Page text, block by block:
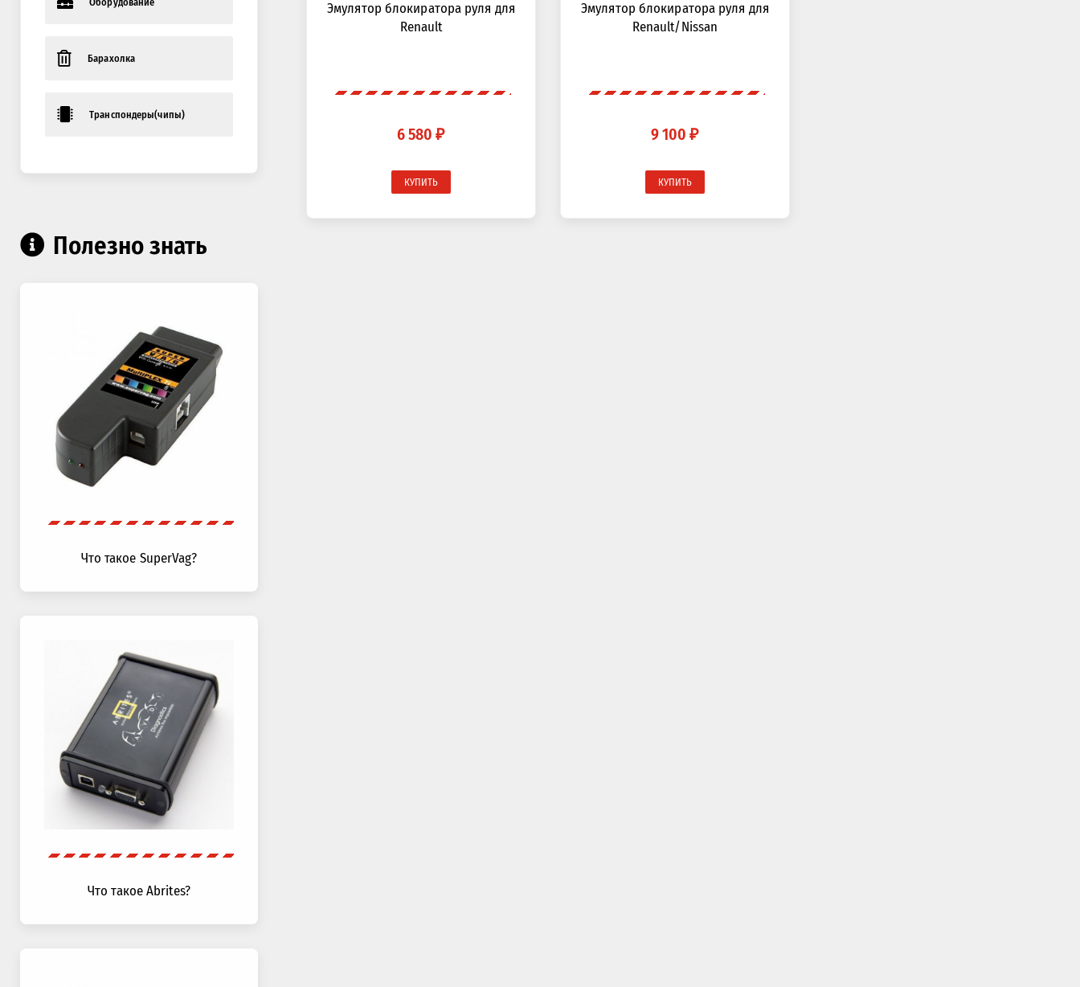
Барахолка
Транспондеры(чипы)
Полезно знать
Что такое SuperVag?
Что такое Abrites?
Эмулятор блокиратора руля для
Renault
6 580 ₽
КУПИТЬ
Эмулятор блокиратора руля для
Renault/Nissan
9 100 ₽
КУПИТЬ